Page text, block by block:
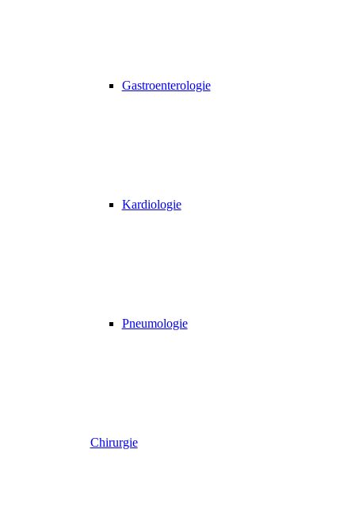
Gastroenterologie
Kardiologie
Pneumologie
Chirurgie